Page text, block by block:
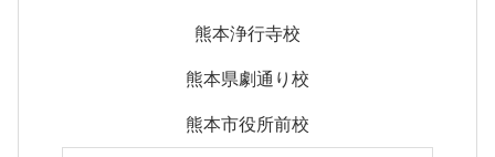
熊本浄行寺校
熊本県劇通り校
熊本市役所前校